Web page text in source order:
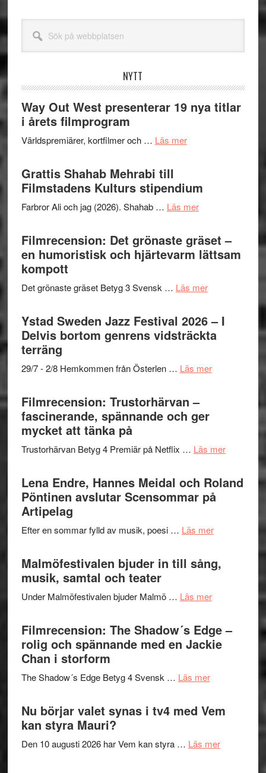
webbplatsen
NYTT
Way Out West presenterar 19 nya titlar
i årets filmprogram
Världspremiärer, kortfilmer och … Läs merom
presenterar
19
titlar
i
Grattis Shahab Mehrabi till
Filmstadens Kulturs stipendium
Farbror Ali och jag (2026). Shahab … Läs merom
Shahab
Mehrabi
till
Kulturs
Filmrecension: Det grönaste gräset –
en humoristisk och hjärtevarm lättsam
kompott
Det grönaste gräset Betyg 3 Svensk … Läs merom
Det
grönaste
gräset
en
hjärtevarm
Ystad Sweden Jazz Festival 2026 – I
Delvis bortom genrens vidsträckta
terräng
29/7 - 2/8 Hemkommen från Österlen … Läs merom
–
Delvis
bortom
terräng
Filmrecension: Trustorhärvan –
fascinerande, spännande och ger
mycket att tänka på
Trustorhärvan Betyg 4 Premiär på Netflix … Läs merom
–
Lena Endre, Hannes Meidal och Roland
Pöntinen avslutar Scensommar på
Artipelag
Efter en sommar fylld av musik, poesi … Läs merom
Hannes
Pöntinen
avslutar
Scensommar
Malmöfestivalen bjuder in till sång,
musik, samtal och teater
Under Malmöfestivalen bjuder Malmö … Läs merom
in
till
och
Filmrecension: The Shadow´s Edge –
rolig och spännande med en Jackie
Chan i storform
The Shadow´s Edge Betyg 4 Svensk … Läs merom
Shadow
Edge
Nu börjar valet synas i tv4 med Vem
kan styra Mauri?
Den 10 augusti 2026 har Vem kan styra … Läs merom